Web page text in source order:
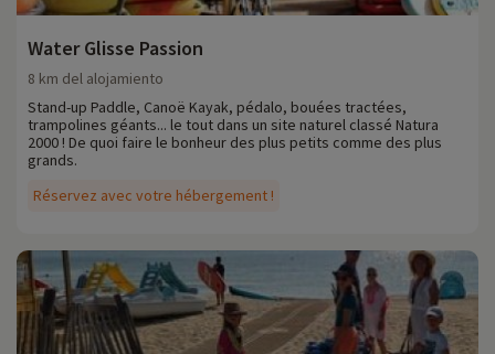
Water Glisse Passion
Réservez avec votre hébergement !
8 km del alojamiento
Stand-up Paddle, Canoë Kayak, pédalo, bouées tractées,
trampolines géants... le tout dans un site naturel classé Natura
2000 ! De quoi faire le bonheur des plus petits comme des plus
grands.